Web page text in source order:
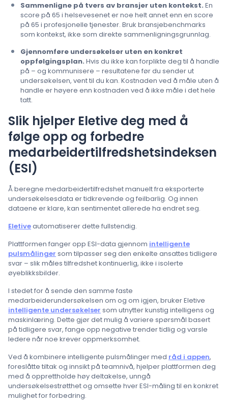
Sammenligne på tvers av bransjer uten kontekst. En
score på 65 i helsevesenet er noe helt annet enn en score
på 65 i profesjonelle tjenester. Bruk bransjebenchmarks
som kontekst, ikke som direkte sammenligningsgrunnlag.
Gjennomføre undersøkelser uten en konkret
oppfølgingsplan. Hvis du ikke kan forplikte deg til å handle
på – og kommunisere – resultatene før du sender ut
undersøkelsen, vent til du kan. Kostnaden ved å måle uten å
handle er høyere enn kostnaden ved å ikke måle i det hele
tatt.
Slik hjelper Eletive deg med å
følge opp og forbedre
medarbeidertilfredshetsindeksen
(ESI)
Å beregne medarbeidertilfredshet manuelt fra eksporterte
undersøkelsesdata er tidkrevende og feilbarlig. Og innen
dataene er klare, kan sentimentet allerede ha endret seg.
Eletiveautomatiserer dette fullstendig.
Plattformen fanger opp ESI-data gjennom intelligente
pulsmålinger som tilpasser seg den enkelte ansattes tidligere
svar – slik måles tilfredshet kontinuerlig, ikke i isolerte
øyeblikksbilder.
I stedet for å sende den samme faste
medarbeiderundersøkelsen om og om igjen, bruker Eletive
intelligente undersøkelser som utnytter kunstig intelligens og
maskinlæring. Dette gjør det mulig å variere spørsmål basert
på tidligere svar, fange opp negative trender tidlig og varsle
ledere når noe krever oppmerksomhet.
Ved å kombinere intelligente pulsmålinger med råd i appen,
foreslåtte tiltak og innsikt på teamnivå, hjelper plattformen deg
med å opprettholde høy deltakelse, unngå
undersøkelsestrøtthet og omsette hver ESI-måling til en konkret
mulighet for forbedring.